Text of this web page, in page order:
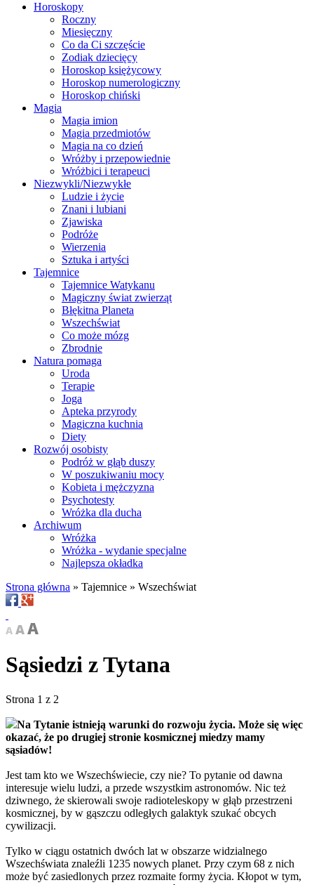
Horoskopy
Roczny
Miesięczny
Co da Ci szczęście
Zodiak dziecięcy
Horoskop księżycowy
Horoskop numerologiczny
Horoskop chiński
Magia
Magia imion
Magia przedmiotów
Magia na co dzień
Wróżby i przepowiednie
Wróżbici i terapeuci
Niezwykli/Niezwykłe
Ludzie i życie
Znani i lubiani
Zjawiska
Podróże
Wierzenia
Sztuka i artyści
Tajemnice
Tajemnice Watykanu
Magiczny świat zwierząt
Błękitna Planeta
Wszechświat
Co może mózg
Zbrodnie
Natura pomaga
Uroda
Terapie
Joga
Apteka przyrody
Magiczna kuchnia
Diety
Rozwój osobisty
Podróż w głąb duszy
W poszukiwaniu mocy
Kobieta i mężczyzna
Psychotesty
Wróżka dla ducha
Archiwum
Wróżka
Wróżka - wydanie specjalne
Najlepsza okładka
Strona główna » Tajemnice » Wszechświat
Sąsiedzi z Tytana
Strona 1 z 2
Na Tytanie istnieją warunki do rozwoju życia. Może się więc
okazać, że po drugiej stronie kosmicznej miedzy mamy
sąsiadów!
Jest tam kto we Wszechświecie, czy nie? To pytanie od dawna
interesuje wielu ludzi, a przede wszystkim astronomów. Nic też
dziwnego, że skierowali swoje radioteleskopy w głąb przestrzeni
kosmicznej, by w gąszczu odległych galaktyk szukać obcych
cywilizacji.
Tylko w ciągu ostatnich dwóch lat w obszarze widzialnego
Wszechświata znaleźli 1235 nowych planet. Przy czym 68 z nich
może być zasiedlonych przez rozmaite formy życia. Kłopot w tym,